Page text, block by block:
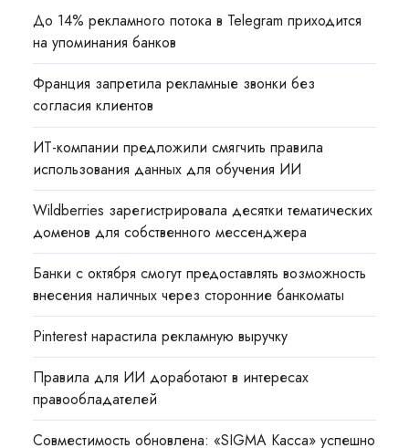
До 14% рекламного потока в Telegram приходится
на упоминания банков
Франция запретила рекламные звонки без
согласия клиентов
ИТ-компании предложили смягчить правила
использования данных для обучения ИИ
Wildberries зарегистрировала десятки тематических
доменов для собственного мессенджера
Банки с октября смогут предоставлять возможность
внесения наличных через сторонние банкоматы
Pinterest нарастила рекламную выручку
Правила для ИИ доработают в интересах
правообладателей
Совместимость обновлена: «SIGMA Касса» успешно